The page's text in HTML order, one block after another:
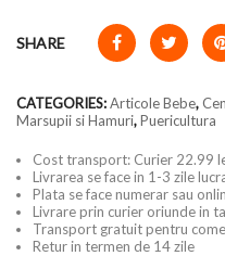
SHARE
CATEGORIES:Articole Bebe,
Marsupii si Hamuri,Puericultura
Cost transport: Curier 22.99
Livrarea se face in 1-3 zile
Plata se face numerar sau
Livrare prin curier oriunde in
Transport gratuit pentru
Retur in termen de 14 zile